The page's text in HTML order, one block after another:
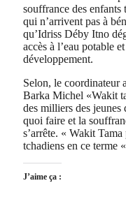
souffrance des enfants
qui n’arrivent pas à
qu’Idriss Déby Itno
accès à l’eau potable
développement.
Selon, le coordinateur
Barka Michel «Wakit
des milliers des jeunes
quoi faire et la
s’arrête. « Wakit
tchadiens en ce terme
J’aime ça :